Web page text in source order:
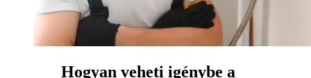
Hogyan veheti igénybe a